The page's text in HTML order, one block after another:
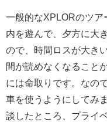
一般的なXPLORのツア
内を遊んで、夕方に大
ので、時間ロスが大き
間が読めなくなること
には命取りです。なの
車を使うようにしてみ
談したところ、プライ